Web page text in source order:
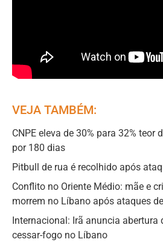
VEJA TAMBÉM:
CNPE eleva de 30% para 32% teor
por 180 dias
Pitbull de rua é recolhido após
Conflito no Oriente Médio: mãe e
morrem no Líbano após ataques
Internacional: Irã anuncia abertura
cessar-fogo no Líbano